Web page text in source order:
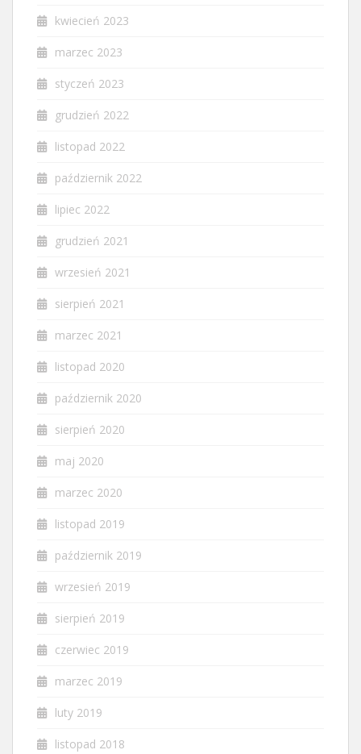
kwiecień 2023
marzec 2023
styczeń 2023
grudzień 2022
listopad 2022
październik 2022
lipiec 2022
grudzień 2021
wrzesień 2021
sierpień 2021
marzec 2021
listopad 2020
październik 2020
sierpień 2020
maj 2020
marzec 2020
listopad 2019
październik 2019
wrzesień 2019
sierpień 2019
czerwiec 2019
marzec 2019
luty 2019
listopad 2018